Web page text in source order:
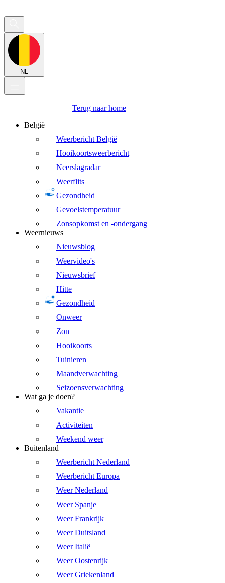
NL
Terug naar home
België
Weerbericht België
Hooikoortsweerbericht
Neerslagradar
Weerflits
Gezondheid
Gevoelstemperatuur
Zonsopkomst en -ondergang
Weernieuws
Nieuwsblog
Weervideo's
Nieuwsbrief
Hitte
Gezondheid
Onweer
Zon
Hooikoorts
Tuinieren
Maandverwachting
Seizoensverwachting
Wat ga je doen?
Vakantie
Activiteiten
Weekend weer
Buitenland
Weerbericht Nederland
Weerbericht Europa
Weer Nederland
Weer Spanje
Weer Frankrijk
Weer Duitsland
Weer Italië
Weer Oostenrijk
Weer Griekenland